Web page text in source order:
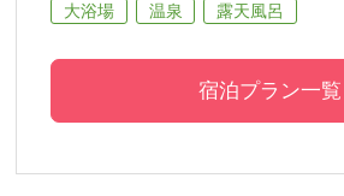
大浴場 温泉 露天風呂
宿泊プラン一覧